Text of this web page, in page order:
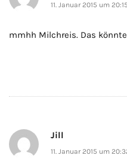
11. Januar 2015 um
mmhh Milchreis. Das
Jill
11. Januar 2015 um